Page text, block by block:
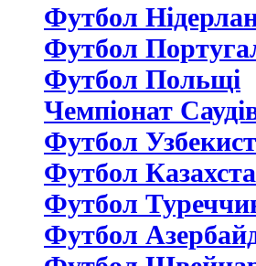
Футбол
Футбол
Футбол Польщі
Чемпіонат
Футбол
Футбол
Футбол
Футбол